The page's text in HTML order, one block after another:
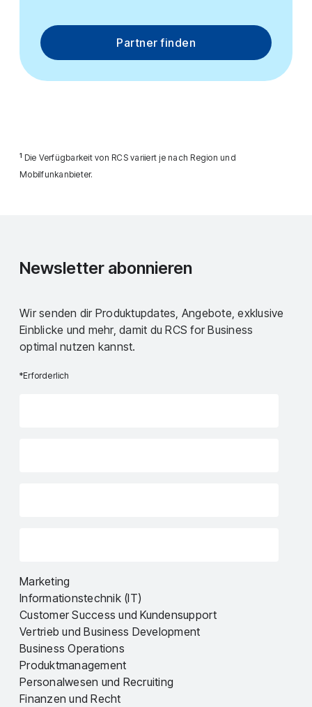
Partner finden
1 Die Verfügbarkeit von RCS variiert je nach Region und
Mobilfunkanbieter.
Newsletter abonnieren
Wir senden dir Produktupdates, Angebote, exklusive
Einblicke und mehr, damit du RCS for Business
optimal nutzen kannst.
*Erforderlich
Marketing
Informationstechnik (IT)
Customer Success und Kundensupport
Vertrieb und Business Development
Business Operations
Produktmanagement
Personalwesen und Recruiting
Finanzen und Recht